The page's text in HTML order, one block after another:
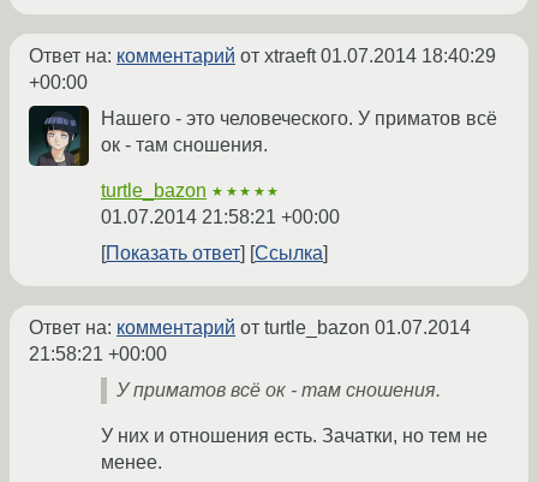
Ответ на: комментарий от xtraeft01.07.2014 18:40:29
+00:00
Нашего - это человеческого. У приматов всё
ок - там сношения.
turtle_bazon ★★★★★
01.07.2014 21:58:21 +00:00
Показать ответ
Ссылка
Ответ на: комментарий от turtle_bazon 01.07.2014
21:58:21 +00:00
У приматов всё ок - там сношения.
У них и отношения есть. Зачатки, но тем не
менее.